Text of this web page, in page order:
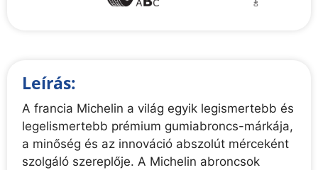
Leírás:
A francia Michelin a világ egyik legismertebb és
legelismertebb prémium gumiabroncs-márkája,
a minőség és az innováció abszolút mérceként
szolgáló szereplője. A Michelin abroncsok